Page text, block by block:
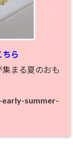
ちら
まる夏のおも
summer-